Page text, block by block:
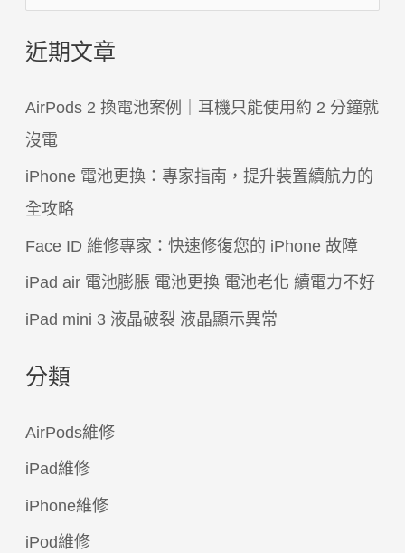
關
近期文章
AirPods 2 換電池案例｜耳機只能使用約 2 分鐘就
沒電
iPhone 電池更換：專家指南，提升裝置續航力的
全攻略
Face ID 維修專家：快速修復您的 iPhone 故障
iPad air 電池膨脹 電池更換 電池老化 續電力不好
iPad mini 3 液晶破裂 液晶顯示異常
分類
AirPods維修
iPad維修
iPhone維修
iPod維修